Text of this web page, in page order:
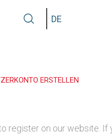
see
our
get
our
grap
some
ERSTELLEN
register on our website. If